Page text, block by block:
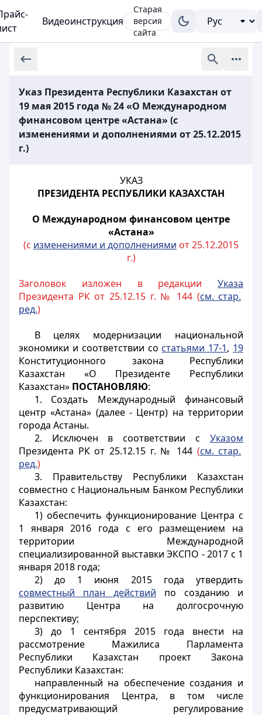
Видеоинструкция
Старая
версия
сайта
Указ Президента Республики Казахстан от
19 мая 2015 года № 24 «О Международном
финансовом центре «Астана» (с
изменениями и дополнениями от 25.12.2015
г.)
УКАЗ
ПРЕЗИДЕНТА РЕСПУБЛИКИ КАЗАХСТАН
О Международном финансовом центре
«Астана»
(с изменениями и дополнениями от 25.12.2015
г.)
Заголовок изложен в редакции Указа
Президента РК от 25.12.15 г. № 144 (см. стар.
ред.)
В целях модернизации национальной
экономики и соответствии со статьями 17-1, 19
Конституционного закона Республики
Казахстан «О Президенте Республики
Казахстан» ПОСТАНОВЛЯЮ:
1. Создать Международный финансовый
центр «Астана» (далее - Центр) на территории
города Астаны.
2. Исключен в соответствии с Указом
Президента РК от 25.12.15 г. № 144 (см. стар.
ред.)
3. Правительству Республики Казахстан
совместно с Национальным Банком Республики
Казахстан:
1) обеспечить функционирование Центра с
1 января 2016 года с его размещением на
территории Международной
специализированной выставки ЭКСПО - 2017 с 1
января 2018 года;
2) до 1 июня 2015 года утвердить
совместный план действий по созданию и
развитию Центра на долгосрочную
перспективу;
3) до 1 сентября 2015 года внести на
рассмотрение Мажилиса Парламента
Республики Казахстан проект Закона
Республики Казахстан:
направленный на обеспечение создания и
функционирования Центра, в том числе
предусматривающий регулирование